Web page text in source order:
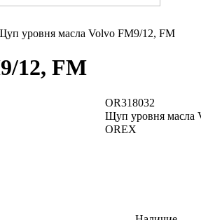
уровня масла Volvo FM9/12, FM
12, FM
OR318032
Щуп уровня масла
OREX